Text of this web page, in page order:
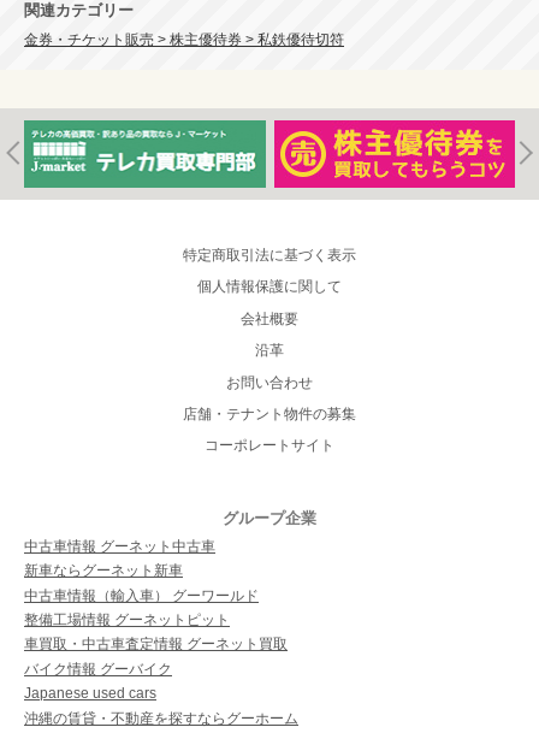
関連カテゴリー
金券・チケット販売 > 株主優待券 > 私鉄優待切符
特定商取引法に基づく表示
個人情報保護に関して
会社概要
沿革
お問い合わせ
店舗・テナント物件の募集
コーポレートサイト
グループ企業
中古車情報 グーネット中古車
新車ならグーネット新車
中古車情報（輸入車） グーワールド
整備工場情報 グーネットピット
車買取・中古車査定情報 グーネット買取
バイク情報 グーバイク
Japanese used cars
沖縄の賃貸・不動産を探すならグーホーム